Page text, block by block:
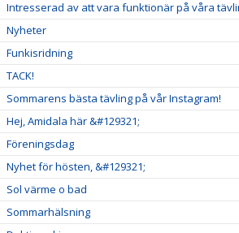
Intresserad av att vara funktionär på våra
Nyheter
Funkisridning
TACK!
Sommarens bästa tävling på vår Instagram!
Hej, Amidala här &#129321;
Föreningsdag
Nyhet för hösten, &#129321;
Sol värme o bad
Sommarhälsning